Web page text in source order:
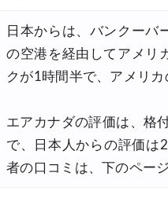
07/24 HIS) アイスランド
07/22 JTB) 海外ツアー(20
日本からは、バンクーバ
の空港を経由してアメリ
クが1時間半で、アメリ
エアカナダの評価は、格
で、日本人からの評価は
者の口コミは、下のペー